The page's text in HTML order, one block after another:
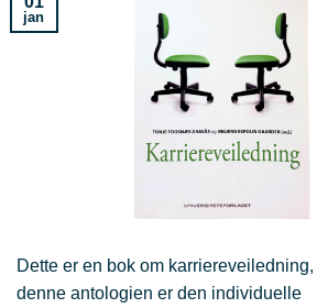
jan
Dette er en bok om
denne antologien er den individuelle